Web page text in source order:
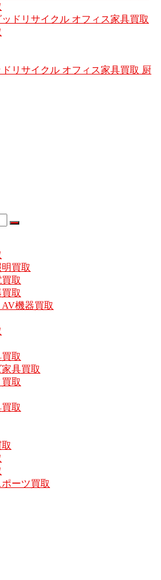
ドリサイクル オフィス家具買取
リサイクル オフィス家具買取 厨
買取
取
取
機器買取
取
具買取
取
取
ーツ買取